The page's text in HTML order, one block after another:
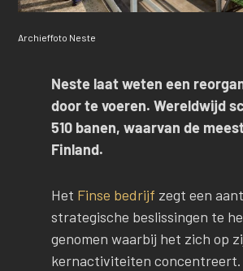
Archieffoto Neste
Neste laat weten een
door te voeren. Wereldwijd
510 banen, waarvan de
Finland.
Het Finse bedrijf zegt een
strategische beslissingen te
genomen waarbij het zich op
kernactiviteiten concentreert.